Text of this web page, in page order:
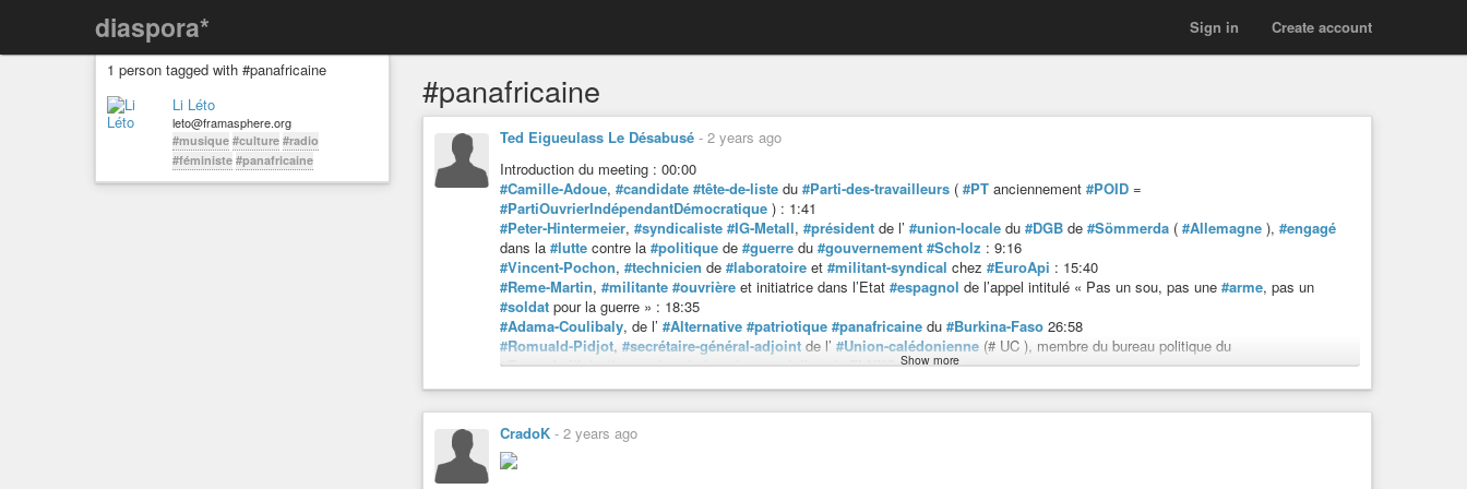
diaspora* Create account
Sign in
1 person tagged with #panafricaine
Li Léto
leto@framasphere.org
#musique #culture #radio
#féministe #panafricaine
#panafricaine
Ted Eigueulass Le Désabusé - 2 years ago
Introduction du meeting : 00:00
#Camille-Adoue, #candidate #tête-de-liste du #Parti-des-travailleurs ( #PT anciennement #POID =
#PartiOuvrierIndépendantDémocratique ) : 1:41
#Peter-Hintermeier, #syndicaliste #IG-Metall, #président de l’ #union-locale du #DGB de #Sömmerda ( #Allemagne ), #engagé
dans la #lutte contre la #politique de #guerre du #gouvernement #Scholz : 9:16
#Vincent-Pochon, #technicien de #laboratoire et #militant-syndical chez #EuroApi : 15:40
#Reme-Martin, #militante #ouvrière et initiatrice dans l’Etat #espagnol de l’appel intitulé « Pas un sou, pas une #arme, pas un
#soldat pour la guerre » : 18:35
#Adama-Coulibaly, de l’ #Alternative #patriotique #panafricaine du #Burkina-Faso 26:58
#Romuald-Pidjot, #secrétaire-général-adjoint de l’ #Union-calédonienne (# UC ), membre du bureau politique du
#Front-de-libération-nationale-kanak-et-socialiste(#FLNKS) 34:03
#Suheil-Yassin,#étudiant #palestinien, militant de#One-Democratic-State-Initiative(l’Initiative pour un seul État démocratique).
#Messagedu Comité d’Organisation pour la Reconstitution de la Quatrième Internationale : 56:05
#Adel-Zorghi, délégué syndical
#Kim
Show more
CradoK - 2 years ago